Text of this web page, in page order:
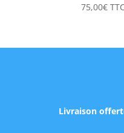
75,00€ TTC
Livraison